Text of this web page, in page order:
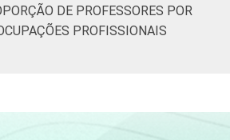
8ª série / 9º
ano do
DE PROFESSORES POR
PROFISSIONAIS